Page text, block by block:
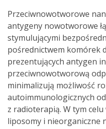
Przeciwnowotworowe
antygeny nowotworowe
stymulującymi
pośrednictwem komórek
prezentujących antygen
przeciwnowotworową
minimalizują możliwość
autoimmunologicznych
z radioterapią. W tym
liposomy i nieorganiczne